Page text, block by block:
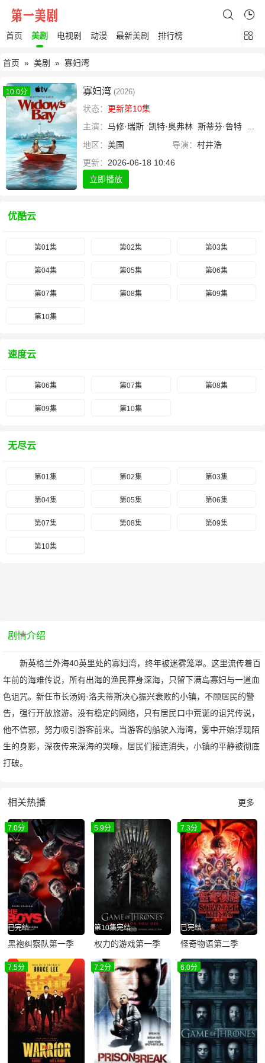
首页 美剧 电视剧 动漫 最新美剧 排行榜
首页 » 美剧 » 寡妇湾
10.0分 寡妇湾 (2026)
状态： 更新第10集
主演： 马修·瑞斯 凯特·奥弗林 斯蒂芬·鲁特
金
地区： 美国 导演： 村井浩
更新： 2026-06-18 10:46
立即播放
优酷云
第01集 第02集 第03集
第04集 第05集 第06集
第07集 第08集 第09集
第10集
速度云
第06集 第07集 第08集
第09集 第10集
无尽云
第01集 第02集 第03集
第04集 第05集 第06集
第07集 第08集 第09集
第10集
剧情介绍
新英格兰外海40英里处的寡妇湾，终年被迷雾笼罩。这里流传着百
年前的海难传说，所有出海的渔民葬身深海，只留下满岛寡妇与一道血
色诅咒。新任市长汤姆·洛夫蒂斯决心振兴衰败的小镇，不顾居民的警
告，强行开放旅游。没有稳定的网络，只有居民口中荒诞的诅咒传说，
他不信邪，努力吸引游客前来。当游客的船驶入海湾，雾中开始浮现陌
生的身影，深夜传来深海的哭嚎，居民们接连消失，小镇的平静被彻底
打破。
相关热播 更多
7.0分
已完结
黑袍纠察队第一季
5.9分
第10集完结
权力的游戏第一季
7.3分
已完结
怪奇物语第二季
7.5分 7.2分 6.0分